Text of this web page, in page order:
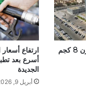
استئصال ورم ضخم ونادر يزن 8 كجم
ارتفاع أسعار
أسرع بعد
الجديدة
أبريل 9, 2026